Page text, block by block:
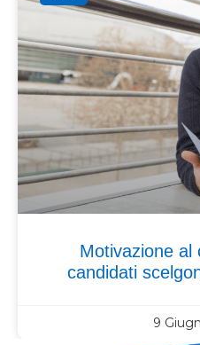
Motivazione al
candidati
9